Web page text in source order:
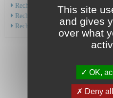
Recherche par service
Recherche par spécialité
Recherche par médecin
This site
and gives
over what
OK,
Deny